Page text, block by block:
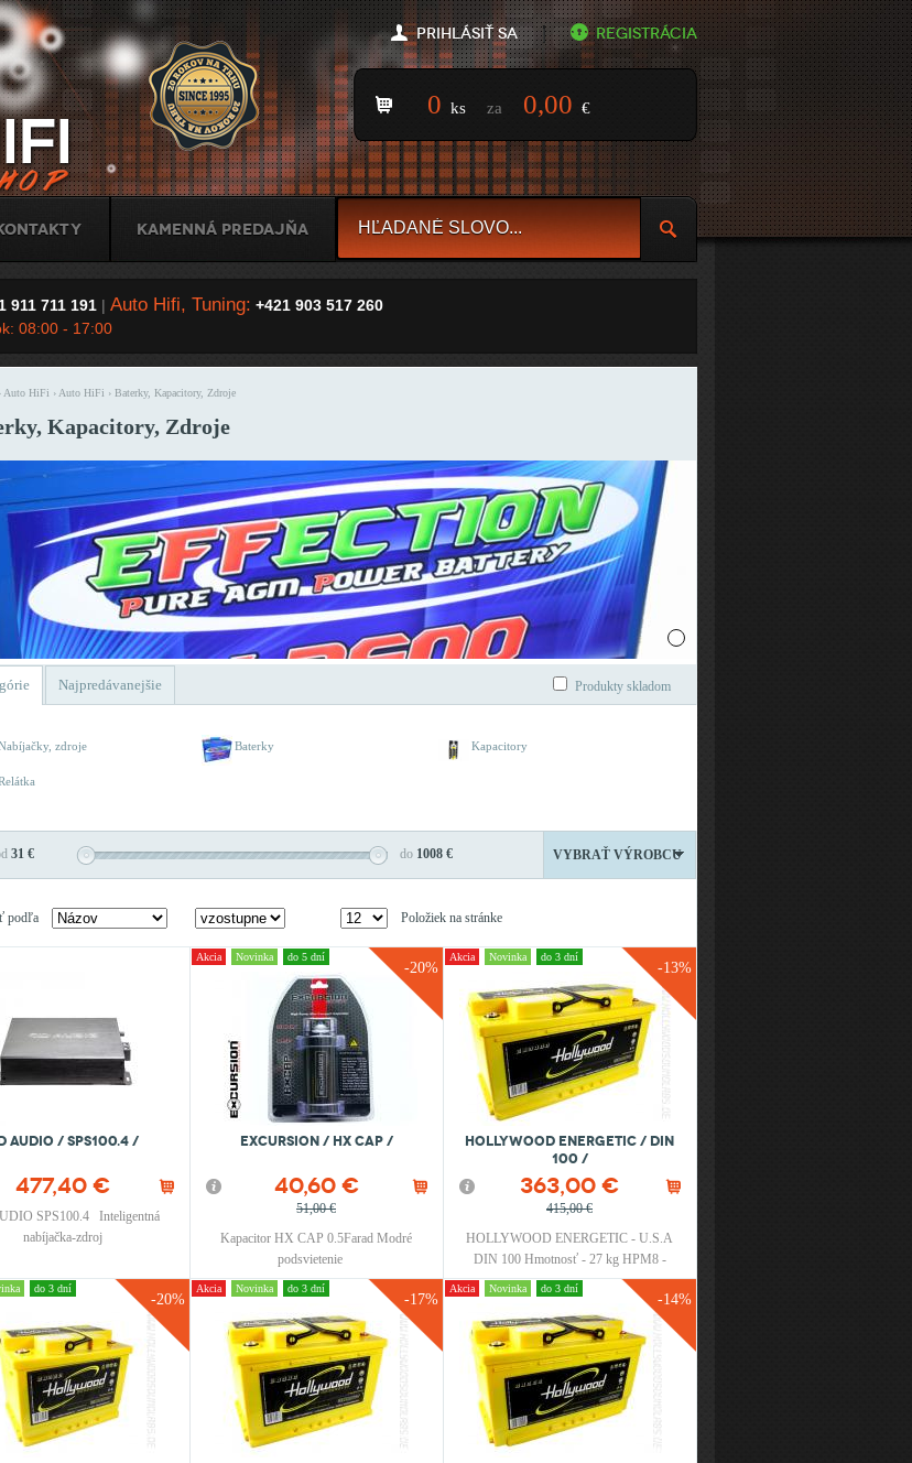
Jump to Navigation
Prihlásiť sa
Registrácia
0 ks za 0,00 €
Kamenná predajňa
911 711 191| Auto Hifi, Tuning: +421 903 517 260
08:00 - 17:00
Auto HiFi › Auto HiFi › Baterky, Kapacitory, Zdroje
Kapacitory, Zdroje
Najpredávanejšie Produkty skladom
zdroje Baterky Kapacitory
31 € do 1008 € VYBRAŤ VÝROBCU
podľa Položiek na stránke
AUDIO / SPS100.4 /
477,40 €
SPS100.4 Inteligentná
nabíjačka-zdroj
Akcia Novinka do 5 dní
-20%
Excursion / HX CAP /
40,60 €
51,00 €
Kapacitor HX CAP 0.5Farad Modré
podsvietenie
Akcia Novinka do 3 dní
-13%
HOLLYWOOD ENERGETIC / DIN
100 /
363,00 €
415,00 €
HOLLYWOOD ENERGETIC - U.S.A
DIN 100 Hmotnosť - 27 kg HPM8 -
Terminal nie je súčasťou balenia !
do 3 dní
-20%
Akcia Novinka do 3 dní
-17%
Akcia Novinka do 3 dní
-14%